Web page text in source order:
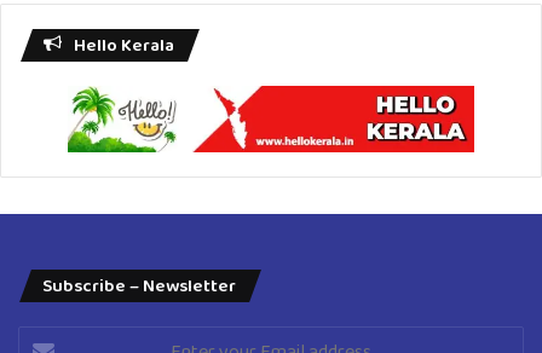
Hello Kerala
Subscribe – Newsletter